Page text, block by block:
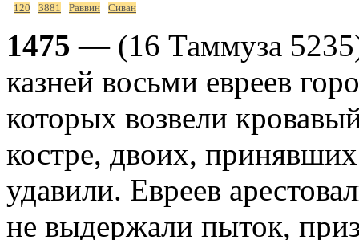
120 3881 Раввин Сиван
1475 — (16 Таммуза
казней восьми евреев
которых возвели
костре, двоих,
удавили. Евреев
не выдержали пыток,